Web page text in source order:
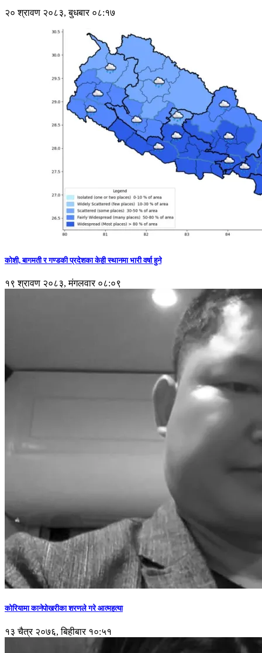
२० श्रावण २०८३, बुधबार ०८:१७
कोशी, बागमती र गण्डकी प्रदेशका केही स्थानमा भारी वर्षा हुने
१९ श्रावण २०८३, मंगलवार ०८:०९
कोरियामा कानेपोखरीका शरणले गरे आत्महत्या
१३ चैत्र २०७६, बिहीबार १०:५१